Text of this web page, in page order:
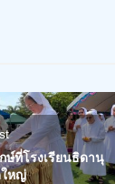
ษ์ที่โรงเรียนธิดานุ
ใหญ่